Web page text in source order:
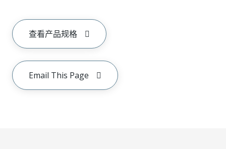
查看产品规格
Email This Page